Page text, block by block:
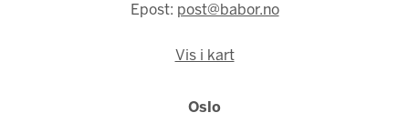
Epost: post@babor.no
Vis i kart
Oslo